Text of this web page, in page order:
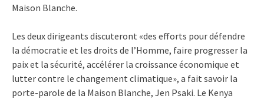
Maison Blanche.
Les deux dirigeants discuteront «des efforts pour défendre
la démocratie et les droits de l’Homme, faire progresser la
paix et la sécurité, accélérer la croissance économique et
lutter contre le changement climatique», a fait savoir la
porte-parole de la Maison Blanche, Jen Psaki. Le Kenya